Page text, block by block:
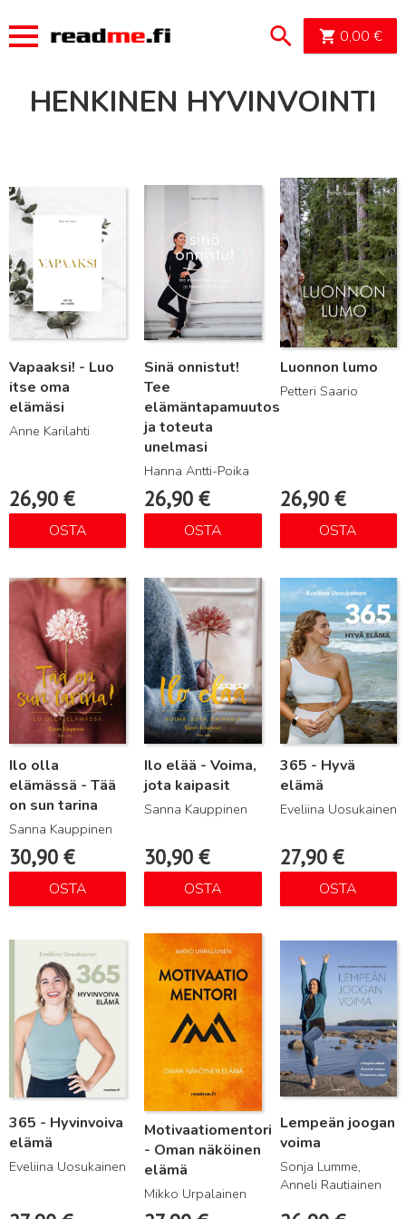
0,00 €
HENKINEN HYVINVOINTI
Vapaaksi! - Luo
itse oma
elämäsi
Anne Karilahti
26,90 €
OSTA
Lue lisää
Sinä onnistut!
Tee
elämäntapamuutos
ja toteuta
unelmasi
Hanna Antti-Poika
26,90€
OSTA
Lue lisää
Luonnon lumo
Petteri Saario
26,90 €
OSTA
Lue lisää
Ilo olla
elämässä - Tää
on sun tarina
Sanna Kauppinen
30,90 €
OSTA
Lue lisää
Ilo elää - Voima,
jota kaipasit
Sanna Kauppinen
30,90€
OSTA
Lue lisää
365 - Hyvä
elämä
Eveliina Uosukainen
27,90 €
OSTA
Lue lisää
365 - Hyvinvoiva
elämä
Eveliina Uosukainen
Lue lisää
Motivaatiomentori
- Oman näköinen
elämä
Mikko Urpalainen
Lue lisää
Lempeän joogan
voima
Sonja Lumme,
Anneli Rautiainen
Lue lisää